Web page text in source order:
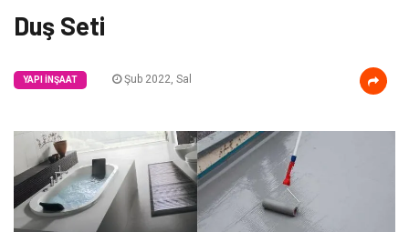
Duş Seti
YAPI İNŞAAT Şub 2022, Sal